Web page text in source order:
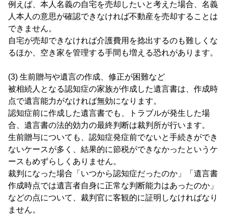
例えば、本人名義の自宅を売却したいと考えた場合、名義
人本人の意思が確認できなければ不動産を売却することは
できません。
自宅が売却できなければ介護費用を捻出するのも難しくな
るほか、空き家を管理する手間も増える恐れがあります。
(3) 生前贈与や遺言の作成、修正が困難など
被相続人となる認知症の家族が作成した遺言書は、作成時
点で遺言能力がなければ無効になります。
認知症前に作成した遺言書でも、トラブルが発生した場
合、遺言書の法的効力の最終判断は裁判所が行います。
生前贈与についても、認知症発症前でないと手続きができ
ないケースが多く、結果的に節税ができなかったというケ
ースもめずらしくありません。
裁判になった場合「いつから認知症だったのか」「遺言書
作成時点では遺言者自身に正常な判断能力はあったのか」
などの点について、裁判官に客観的に証明しなければなり
ません。